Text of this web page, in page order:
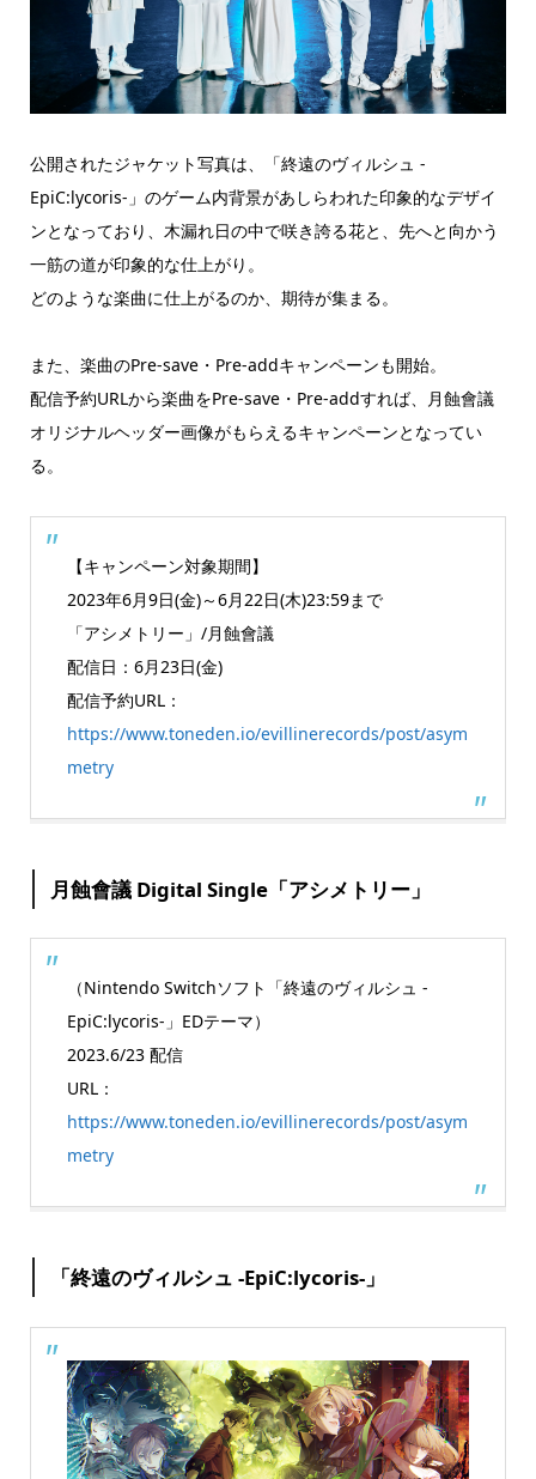
公開されたジャケット写真は、「終遠のヴィルシュ -
EpiC:lycoris-」のゲーム内背景があしらわれた印象的なデザイ
ンとなっており、木漏れ日の中で咲き誇る花と、先へと向かう
一筋の道が印象的な仕上がり。
どのような楽曲に仕上がるのか、期待が集まる。
また、楽曲のPre-save・Pre-addキャンペーンも開始。
配信予約URLから楽曲をPre-save・Pre-addすれば、月蝕會議
オリジナルヘッダー画像がもらえるキャンペーンとなってい
る。
【キャンペーン対象期間】
2023年6月9日(金)～6月22日(木)23:59まで
「アシメトリー」/月蝕會議
配信日：6月23日(金)
配信予約URL：
https://www.toneden.io/evillinerecords/post/asym
metry
月蝕會議 Digital Single「アシメトリー」
（Nintendo Switchソフト「終遠のヴィルシュ -
EpiC:lycoris-」EDテーマ）
2023.6/23 配信
URL：
https://www.toneden.io/evillinerecords/post/asym
metry
「終遠のヴィルシュ -EpiC:lycoris-」